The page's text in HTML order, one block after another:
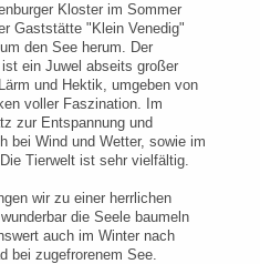
Kloster im Sommer
Gaststätte "Klein Venedig"
den See herum. Der
ein Juwel abseits großer
und Hektik, umgeben von
voller Faszination. Im
zur Entspannung und
bei Wind und Wetter, sowie im
Tierwelt ist sehr vielfältig.
wir zu einer herrlichen
die Seele baumeln
auch im Winter nach
bei zugefrorenem See.